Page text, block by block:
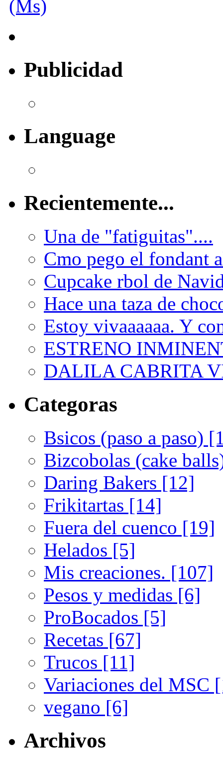
(Ms)
Publicidad
Language
Recientemente...
Una de "fatiguitas"....
Cmo pego el fondant
Cupcake rbol de
Hace una taza de
Estoy vivaaaaaa. Y
ESTRENO
DALILA CABRITA
Categoras
Bsicos (paso a paso)
Bizcobolas (cake
Daring Bakers [12]
Frikitartas [14]
Fuera del cuenco [19]
Helados [5]
Mis creaciones. [107]
Pesos y medidas [6]
ProBocados [5]
Recetas [67]
Trucos [11]
Variaciones del MSC
vegano [6]
Archivos